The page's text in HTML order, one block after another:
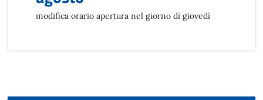
modifica orario apertura nel giorno di giovedì